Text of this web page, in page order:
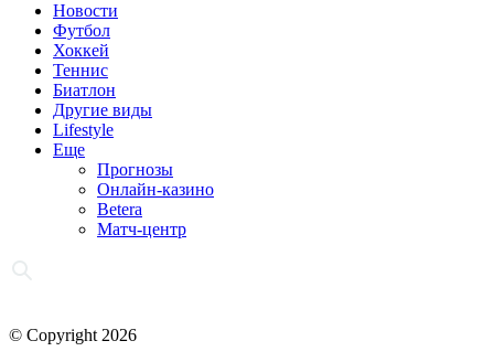
Новости
Футбол
Хоккей
Теннис
Биатлон
Другие виды
Lifestyle
Еще
Прогнозы
Онлайн-казино
Betera
Матч-центр
© Copyright 2026